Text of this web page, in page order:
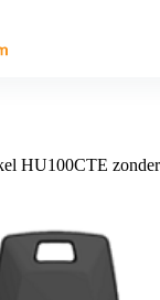
HU100CTE